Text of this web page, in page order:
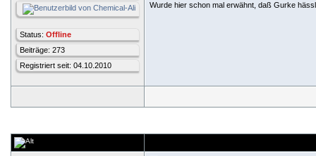
Status: Offline
Beiträge: 273
Registriert seit: 04.10.2010
Wurde hier schon mal erwähnt, daß Gurke